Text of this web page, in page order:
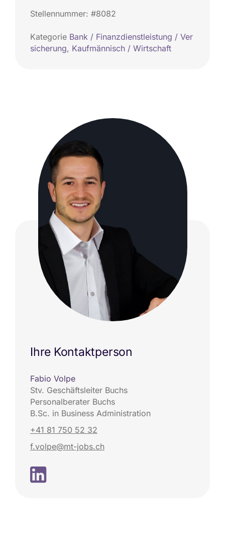
Stellennummer: #8082
Kategorie Bank / Finanzdienstleistung / Ver
sicherung, Kaufmännisch / Wirtschaft
Ihre Kontaktperson
Fabio Volpe
Stv. Geschäftsleiter Buchs
Personalberater Buchs
B.Sc. in Business Administration
+41 81 750 52 32
f.volpe@mt-jobs.ch